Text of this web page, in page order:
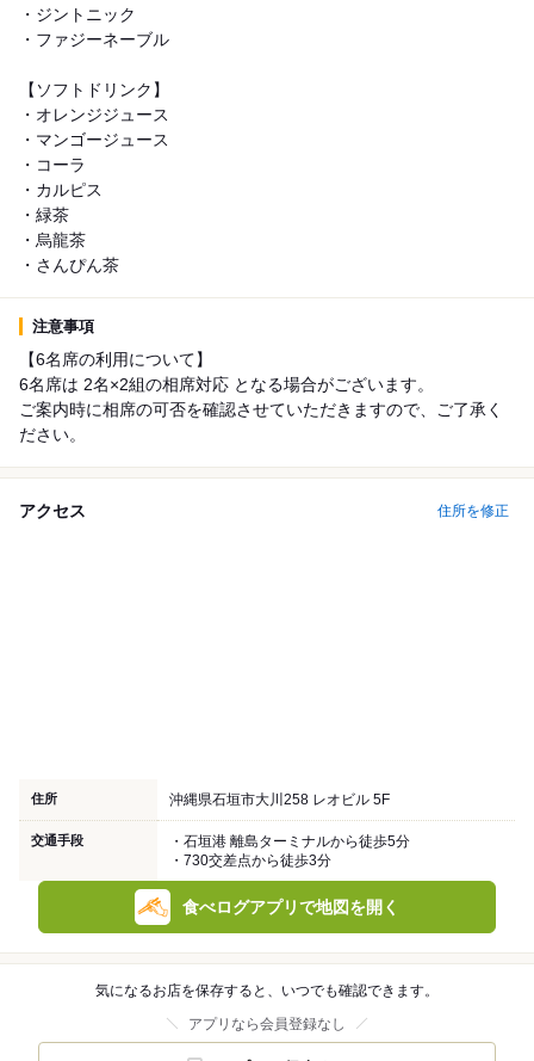
・ジントニック
・ファジーネーブル
【ソフトドリンク】
・オレンジジュース
・マンゴージュース
・コーラ
・カルピス
・緑茶
・烏龍茶
・さんぴん茶
注意事項
【6名席の利用について】
6名席は 2名×2組の相席対応 となる場合がございます。
ご案内時に相席の可否を確認させていただきますので、ご了承く
ださい。
アクセス 住所を修正
住所 沖縄県石垣市大川258 レオビル 5F
交通手段
・石垣港 離島ターミナルから徒歩5分
・730交差点から徒歩3分
食べログアプリで地図を開く
気になるお店を保存すると、いつでも確認できます。
アプリなら会員登録なし